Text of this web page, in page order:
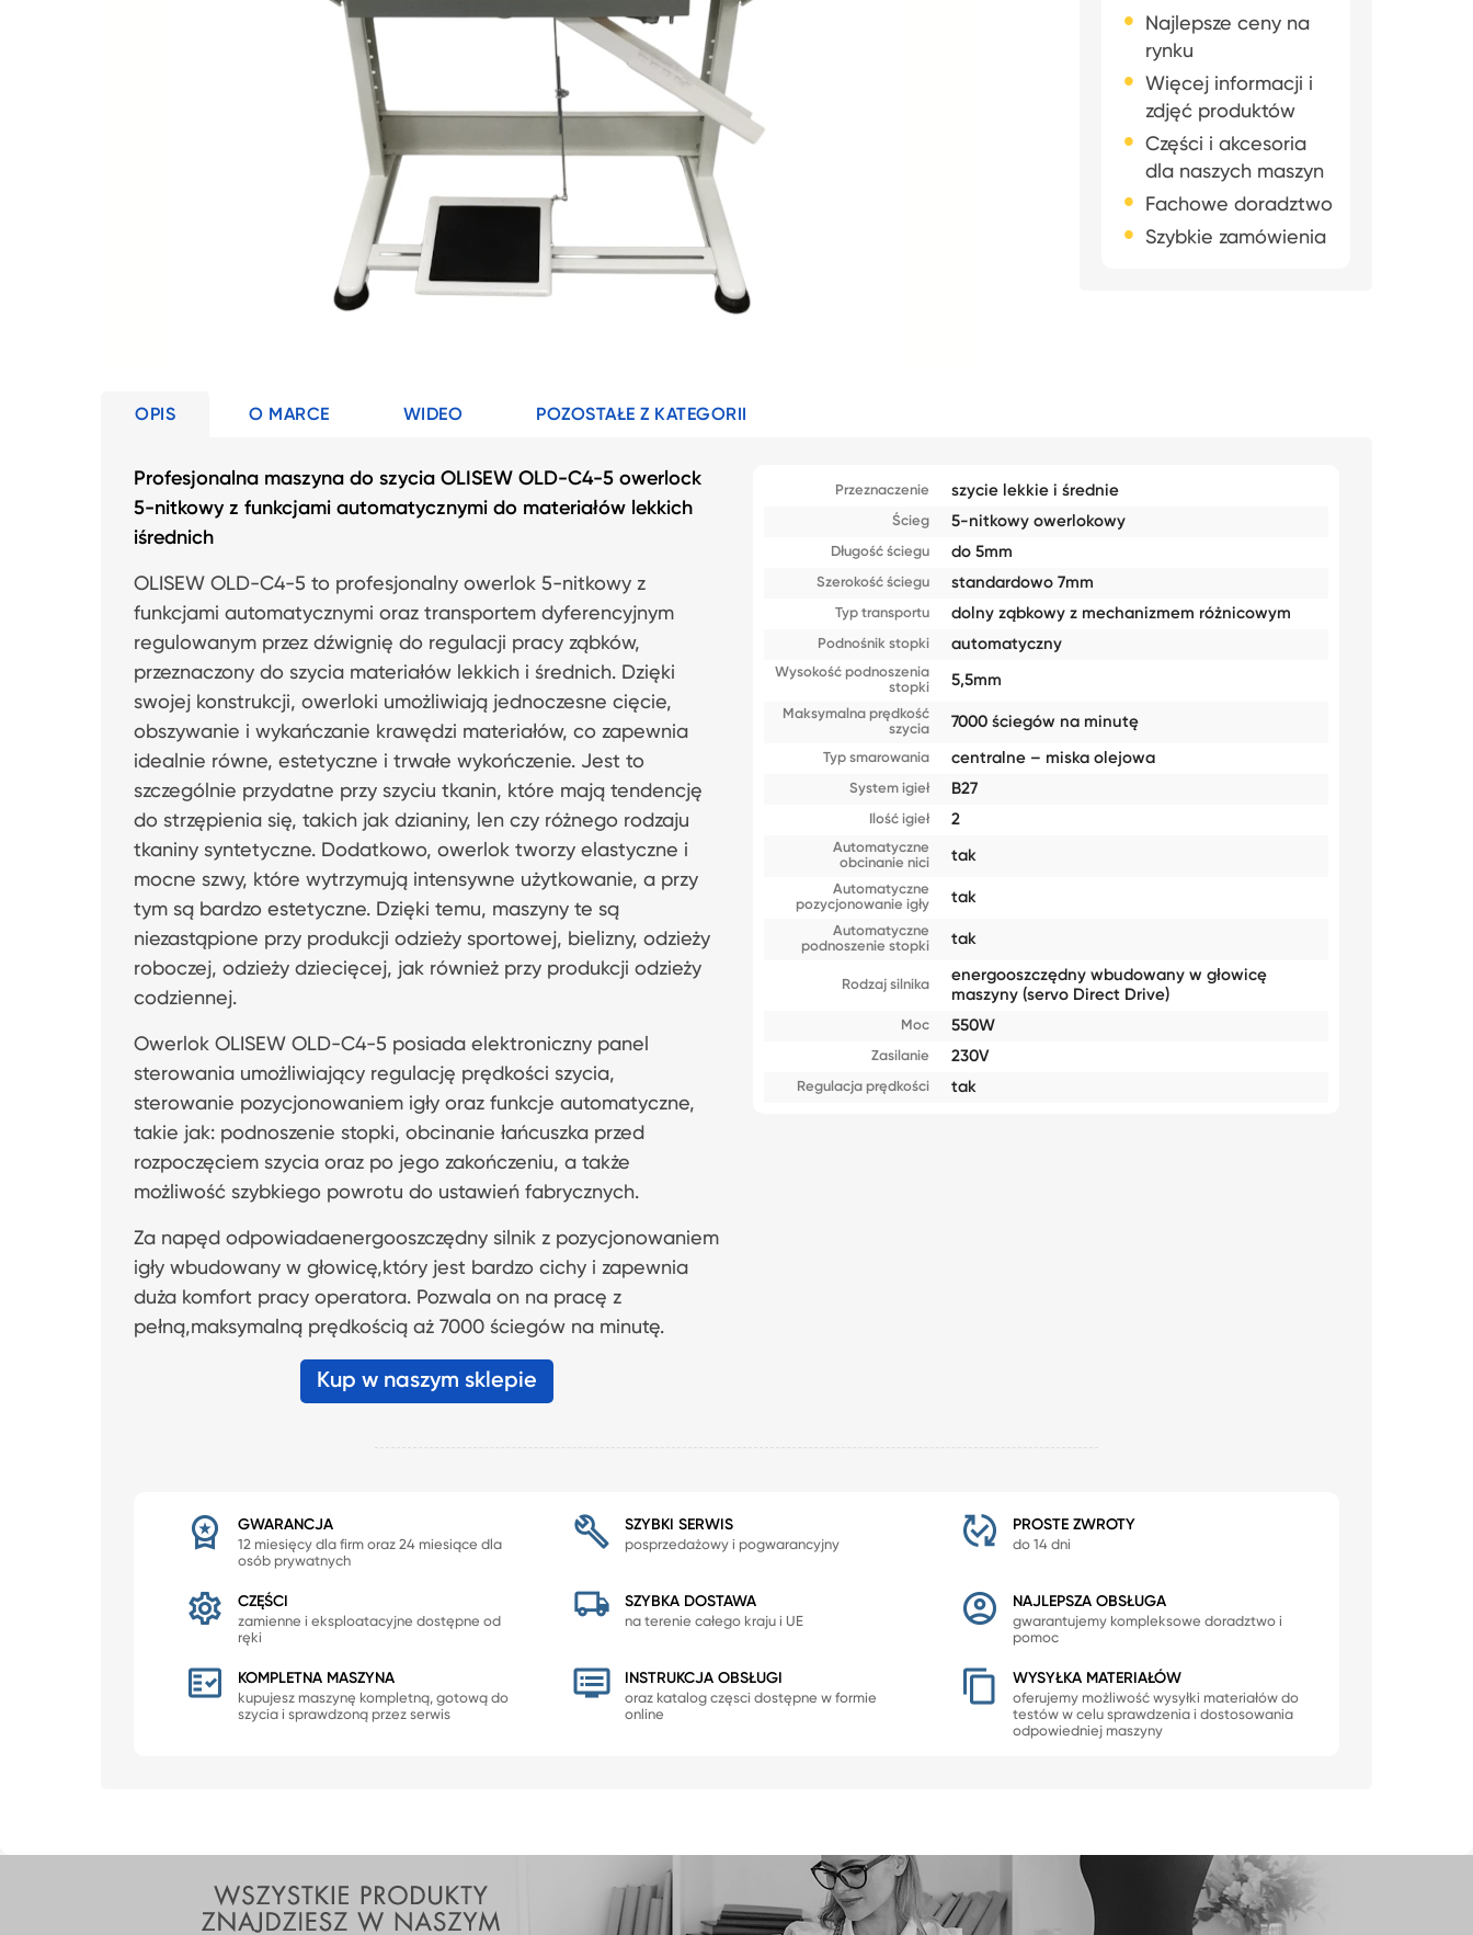
Najlepsze ceny na
rynku
Więcej informacji i
zdjęć produktów
Części i akcesoria
dla naszych maszyn
Fachowe doradztwo
Szybkie zamówienia
OPIS O MARCE WIDEO POZOSTAŁE Z KATEGORII
Profesjonalna maszyna do szycia OLISEW OLD-C4-5 owerlock
5-nitkowy z funkcjami automatycznymi do materiałów lekkich
iśrednich
OLISEW OLD-C4-5 to profesjonalny owerlok 5-nitkowy z
funkcjami automatycznymi oraz transportem dyferencyjnym
regulowanym przez dźwignię do regulacji pracy ząbków,
przeznaczony do szycia materiałów lekkich i średnich. Dzięki
swojej konstrukcji, owerloki umożliwiają jednoczesne cięcie,
obszywanie i wykańczanie krawędzi materiałów, co zapewnia
idealnie równe, estetyczne i trwałe wykończenie. Jest to
szczególnie przydatne przy szyciu tkanin, które mają tendencję
do strzępienia się, takich jak dzianiny, len czy różnego rodzaju
tkaniny syntetyczne. Dodatkowo, owerlok tworzy elastyczne i
mocne szwy, które wytrzymują intensywne użytkowanie, a przy
tym są bardzo estetyczne. Dzięki temu, maszyny te są
niezastąpione przy produkcji odzieży sportowej, bielizny, odzieży
roboczej, odzieży dziecięcej, jak również przy produkcji odzieży
codziennej.
Owerlok OLISEW OLD-C4-5 posiada elektroniczny panel
sterowania umożliwiający regulację prędkości szycia,
sterowanie pozycjonowaniem igły oraz funkcje automatyczne,
takie jak: podnoszenie stopki, obcinanie łańcuszka przed
rozpoczęciem szycia oraz po jego zakończeniu, a także
możliwość szybkiego powrotu do ustawień fabrycznych.
Za napęd odpowiadaenergooszczędny silnik z pozycjonowaniem
igły wbudowany w głowicę,który jest bardzo cichy i zapewnia
duża komfort pracy operatora. Pozwala on na pracę z
pełną,maksymalną prędkością aż 7000 ściegów na minutę.
Kup w naszym sklepie
Przeznaczenie szycie lekkie i średnie
Ścieg 5-nitkowy owerlokowy
Długość ściegu do 5mm
Szerokość ściegu standardowo 7mm
Typ transportu dolny ząbkowy z mechanizmem różnicowym
Podnośnik stopki automatyczny
Wysokość podnoszenia
stopki
5,5mm
Maksymalna prędkość
szycia
7000 ściegów na minutę
Typ smarowania centralne – miska olejowa
System igieł B27
Ilość igieł 2
Automatyczne
obcinanie nici
tak
Automatyczne
pozycjonowanie igły
tak
Automatyczne
podnoszenie stopki
tak
Rodzaj silnika
energooszczędny wbudowany w głowicę
maszyny (servo Direct Drive)
Moc 550W
Zasilanie 230V
Regulacja prędkości tak
GWARANCJA
12 miesięcy dla firm oraz 24 miesiące dla
osób prywatnych
SZYBKI SERWIS
posprzedażowy i pogwarancyjny
PROSTE ZWROTY
do 14 dni
CZĘŚCI
zamienne i eksploatacyjne dostępne od
ręki
SZYBKA DOSTAWA
na terenie całego kraju i UE
NAJLEPSZA OBSŁUGA
gwarantujemy kompleksowe doradztwo i
pomoc
KOMPLETNA MASZYNA
kupujesz maszynę kompletną, gotową do
szycia i sprawdzoną przez serwis
INSTRUKCJA OBSŁUGI
oraz katalog częsci dostępne w formie
online
WYSYŁKA MATERIAŁÓW
oferujemy możliwość wysyłki materiałów do
testów w celu sprawdzenia i dostosowania
odpowiedniej maszyny